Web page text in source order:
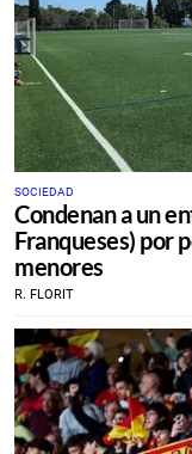
SOCIEDAD
Condenan a un
Franqueses) por
menores
R. FLORIT